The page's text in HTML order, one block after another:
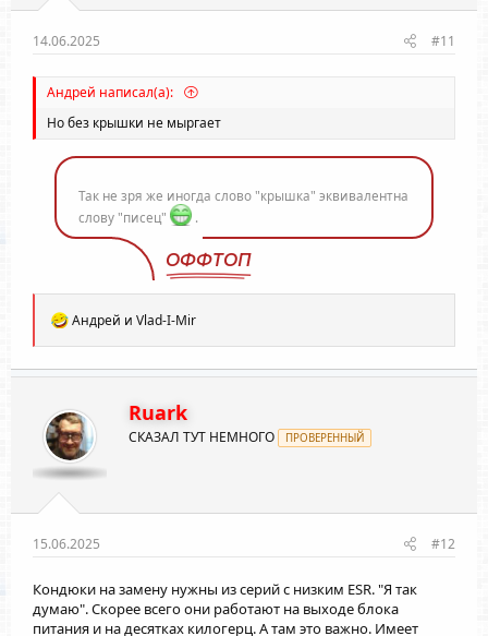
14.06.2025 #11
Андрей написал(а):
Но без крышки не мыргает
Так не зря же иногда слово "крышка" эквивалентна
слову "писец"
.
ОФФТОП
Р
а
к
и
и
:
Андрей и Vlad-I-Mir
Ruark
СКАЗАЛ ТУТ НЕМНОГО ПРОВЕРЕННЫЙ
15.06.2025 #12
Кондюки на замену нужны из серий с низким ESR. "Я так
думаю". Скорее всего они работают на выходе блока
питания и на десятках килогерц. А там это важно. Имеет